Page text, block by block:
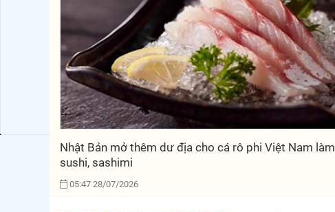
Nhật Bản mở thêm dư địa cho cá rô phi Việt Nam làm
sushi, sashimi
05:47 28/07/2026